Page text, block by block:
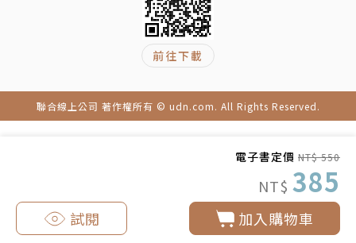
電子書定價 NT$ 550
NT$ 385
加入購物車
試閱
前往下載
聯合線上公司 著作權所有 © udn.com. All Rights Reserved.